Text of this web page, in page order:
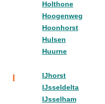
Holthone
Hoogenweg
Hoonhorst
Hulsen
Huurne
I
IJhorst
IJsseldelta
IJsselham